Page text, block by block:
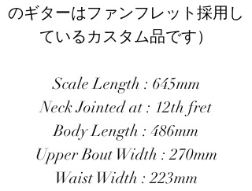
のギターはファンフレット採用し
ているカスタム品です）
​Scale Length : 645mm
Neck Jointed at : 12th fret
Body Length : 486mm
Upper Bout Width : 270mm
Waist Width : 223mm